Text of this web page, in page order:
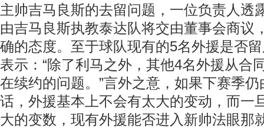
主帅吉马良斯的去留问题，一位负责人透
由吉马良斯执教泰达队将交由董事会商议
确的态度。至于球队现有的5名外援是否
表示：“除了利马之外，其他4名外援从合
在续约的问题。”言外之意，如果下赛季
话，外援基本上不会有太大的变动，而一
大的变数，现有外援能否进入新帅法眼那